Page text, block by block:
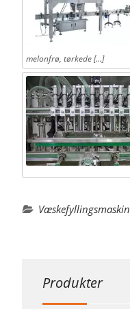
melonfrø, tørkede […]
Væskefyllingsmaskin
Produkter